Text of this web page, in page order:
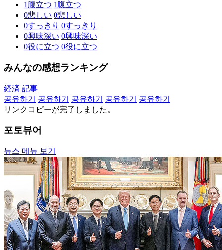
1 腹立つ 1 腹立つ
0悲しい 0悲しい
0すっきり 0すっきり
0興味深い 0興味深い
0役に立つ 0役に立つ
みんなの感想ランキング
経済 記事
공유하기
공유하기 공유하기 공유하기
공유하기
リンクコピーが完了しました。
포토뷰어
뉴스 메뉴 보기